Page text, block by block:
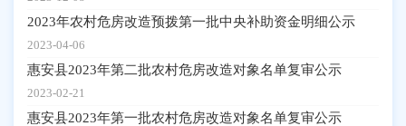
2023年农村危房改造预拨第一批中央补助资金明细公示
2023-04-06
惠安县2023年第二批农村危房改造对象名单复审公示
2023-02-21
惠安县2023年第一批农村危房改造对象名单复审公示